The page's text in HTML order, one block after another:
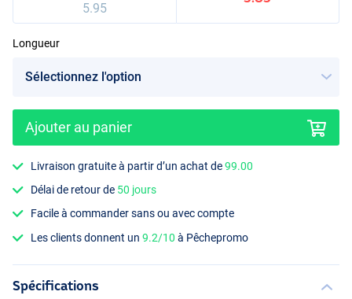
5.95
Longueur
Ajouter au panier
Livraison gratuite à partir d’un achat de99.00
Délai de retour de 50 jours
Facile à commander sans ou avec compte
Les clients donnent un9.2/10 à Pêchepromo
Spécifications